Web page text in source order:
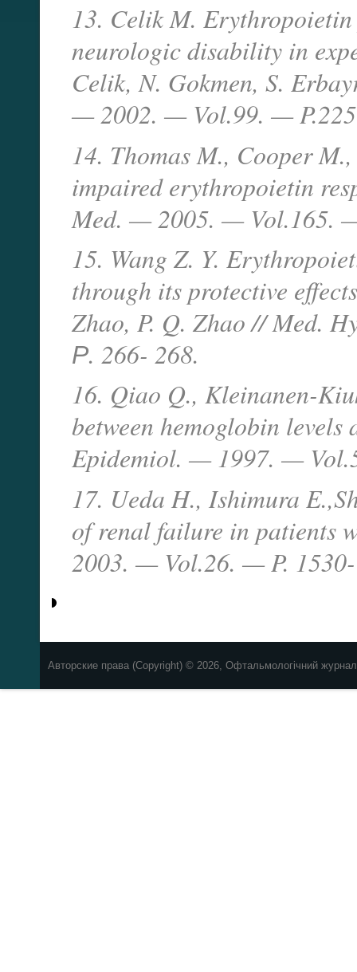
13. Celik M.
neurologic disability in
Celik, N. Gokmen, S.
— 2002. — Vol.99. —
14. Thomas M., Cooper
impaired erythropoietin
Med. — 2005. — Vol.165.
15. Wang Z. Y.
through its protective
Zhao, P. Q. Zhao // Med.
Р. 266- 268.
16. Qiao Q., Kleinanen-
between hemoglobin
Epidemiol. — 1997. —
17. Ueda H., Ishimura
of renal failure in patients
2003. — Vol.26. — P.
Авторские права (Copyright) © 2026, Офтальмологічний